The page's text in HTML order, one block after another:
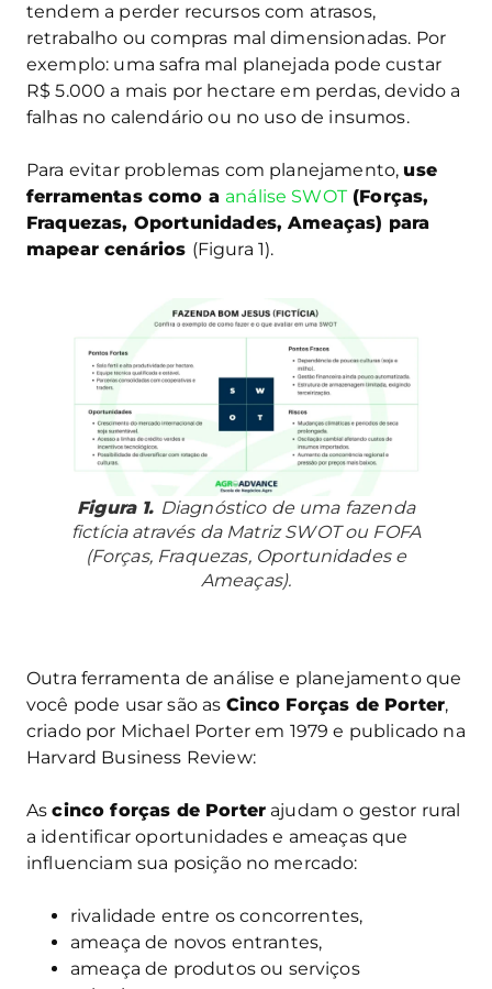
tendem a perder recursos com atrasos,
retrabalho ou compras mal dimensionadas. Por
exemplo: uma safra mal planejada pode custar
R$ 5.000 a mais por hectare em perdas, devido a
falhas no calendário ou no uso de insumos.
Para evitar problemas com planejamento, use
ferramentas como a análise SWOT(Forças,
Fraquezas, Oportunidades, Ameaças) para
mapear cenários (Figura 1).
Figura 1. Diagnóstico de uma fazenda
fictícia através da Matriz SWOT ou FOFA
(Forças, Fraquezas, Oportunidades e
Ameaças).
Outra ferramenta de análise e planejamento que
você pode usar são as Cinco Forças de Porter,
criado por Michael Porter em 1979 e publicado na
Harvard Business Review:
Ascinco forças de Porter ajudam o gestor rural
a identificar oportunidades e ameaças que
influenciam sua posição no mercado:
rivalidade entre os concorrentes,
ameaça de novos entrantes,
ameaça de produtos ou serviços